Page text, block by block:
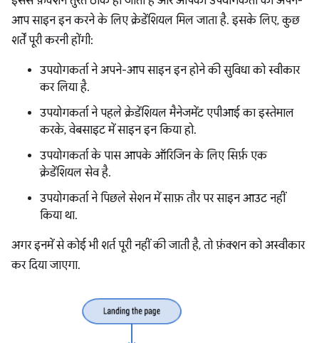
आप साइन इन करने के लिए क्रेडेंशियल मिल जाता है. इसके लिए, कुछ
शर्तें पूरी करनी होंगी:
उपयोगकर्ता ने अपने-आप साइन इन होने की सुविधा को स्वीकार
कर लिया है.
उपयोगकर्ता ने पहले क्रेडेंशियल मैनेजमेंट एपीआई का इस्तेमाल
करके, वेबसाइट में साइन इन किया हो.
उपयोगकर्ता के पास आपके ऑरिजिन के लिए सिर्फ़ एक
क्रेडेंशियल सेव है.
उपयोगकर्ता ने पिछले सेशन में साफ़ तौर पर साइन आउट नहीं
किया था.
अगर इनमें से कोई भी शर्त पूरी नहीं की जाती है, तो फ़ंक्शन को अस्वीकार
कर दिया जाएगा.